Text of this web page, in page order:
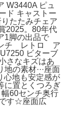
W3440A ピュ
ド キャストー
たたみチェア
2025。80年代
1脚の出品で
チ レトロ ア
ビターブ
さなキズはあ
の素材···座面
心地も安定感が
に置とくつろぎ
60センチ奥行
す☆座面広